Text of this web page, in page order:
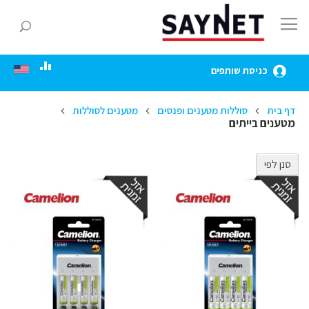
to
Content
כניסת שותפים
דף בית סוללות מטענים ופנסים מטענים לסוללות
מטענים בייתים
סנן לפי